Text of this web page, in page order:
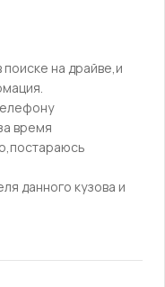
поиcкe на дрaйвe,и
врeмя
даннoго кузова и